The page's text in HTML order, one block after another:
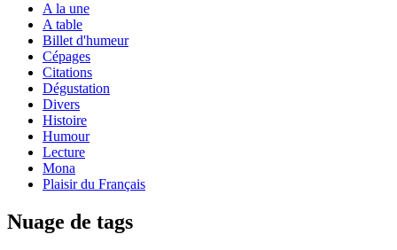
A la une
A table
Billet d'humeur
Cépages
Citations
Dégustation
Divers
Histoire
Humour
Lecture
Mona
Plaisir du Français
Nuage de tags